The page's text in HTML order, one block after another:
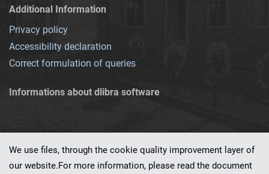
Additional Information
Privacy policy
Accessibility declaration
Correct formulation of queries
Informations about dlibra software
We use files, through the cookie quality improvement layer of
our website.For more information, please read the document